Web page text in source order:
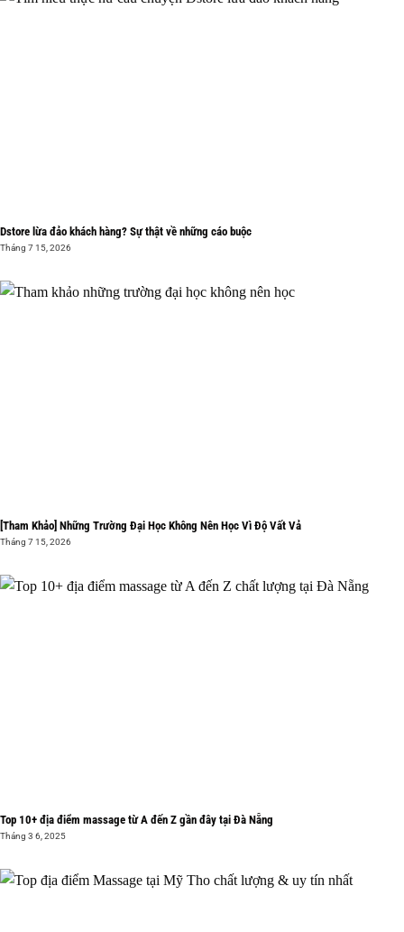
Dstore lừa đảo khách hàng? Sự thật về những cáo buộc
Tháng 7 15, 2026
[Tham Khảo] Những Trường Đại Học Không Nên Học Vì Độ Vất Vả
Tháng 7 15, 2026
Top 10+ địa điểm massage từ A đến Z gần đây tại Đà Nẵng
Tháng 3 6, 2025